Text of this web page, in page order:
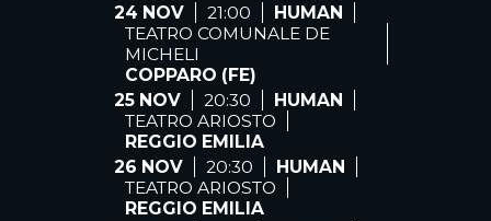
24 NOV
21:00
HUMAN
TEATRO COMUNALE DE
MICHELI
COPPARO (FE)
25 NOV
20:30
HUMAN
TEATRO ARIOSTO
REGGIO EMILIA
26 NOV
20:30
HUMAN
TEATRO ARIOSTO
REGGIO EMILIA